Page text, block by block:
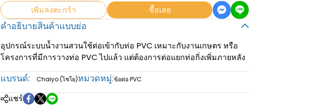
เพิ่มลงตะกร้า ซื้อเลย
คำอธิบายสินค้าแบบย่อ
อุปกรณ์ระบบน้ำงานสวนใช้ต่อเข้ากับท่อ PVC เหมาะกับงานเกษตร หรือ
โครงการที่มีการวางท่อ PVC ไปแล้ว แต่ต้องการต่อแยกท่อกิ่งเพิ่มภายหลัง
แบรนด์: Chaiyo (ไชโย)หมวดหมู่:ข้อต่อ PVC
แชร์